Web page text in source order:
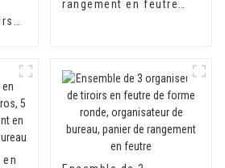
rangement en feutre